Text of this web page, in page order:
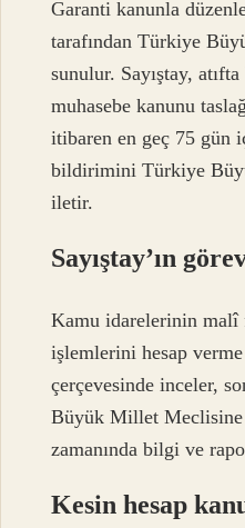
Garanti kanunla
tarafından Türkiye
sunulur. Sayıştay,
muhasebe kanunu
itibaren en geç 75 gün
bildirimini Türkiye
iletir.
Sayıştay’ın
Kamu idarelerinin malî
işlemlerini hesap
çerçevesinde inceler,
Büyük Millet
zamanında bilgi ve
Kesin hesap